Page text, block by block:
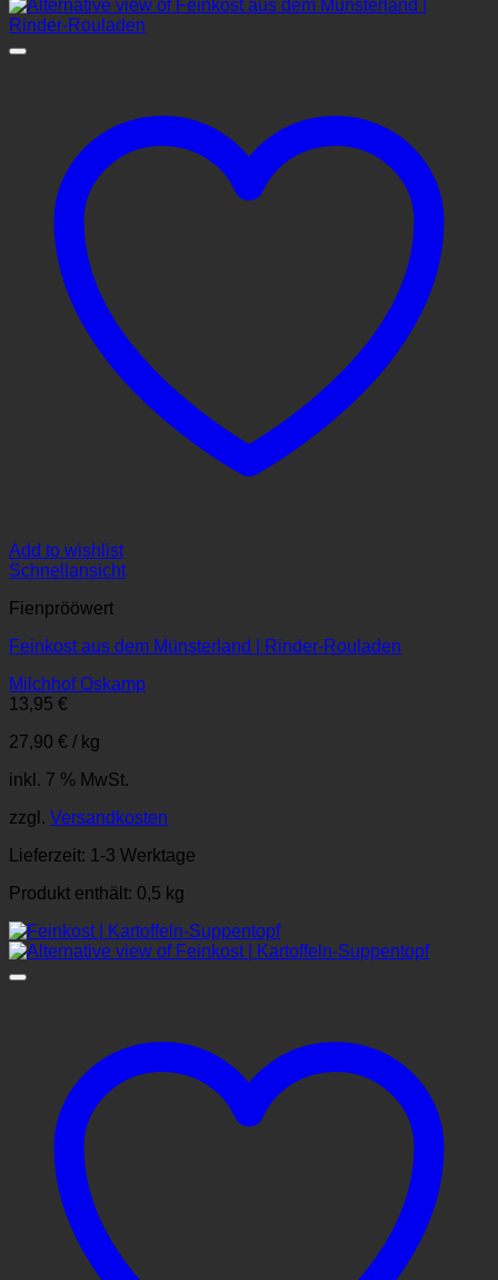
Add to wishlist
Schnellansicht
Fienprööwert
Feinkost aus dem Münsterland | Rinder-Rouladen
Milchhof Oskamp
13,95 €
27,90 € / kg
inkl. 7 % MwSt.
zzgl. Versandkosten
Lieferzeit: 1-3 Werktage
Produkt enthält: 0,5 kg